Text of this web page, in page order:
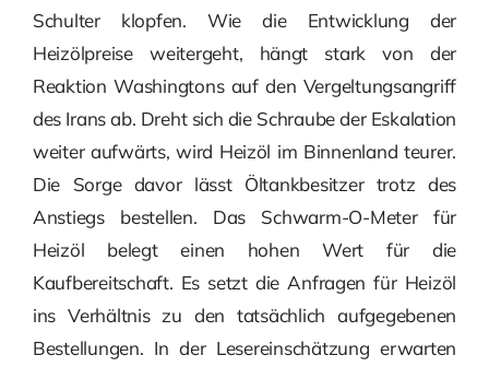
Schulter klopfen. Wie die Entwicklung der
Heizölpreise weitergeht, hängt stark von der
Reaktion Washingtons auf den Vergeltungsangriff
des Irans ab. Dreht sich die Schraube der Eskalation
weiter aufwärts, wird Heizöl im Binnenland teurer.
Die Sorge davor lässt Öltankbesitzer trotz des
Anstiegs bestellen. Das Schwarm-O-Meter für
Heizöl belegt einen hohen Wert für die
Kaufbereitschaft. Es setzt die Anfragen für Heizöl
ins Verhältnis zu den tatsächlich aufgegebenen
Bestellungen. In der Lesereinschätzung erwarten